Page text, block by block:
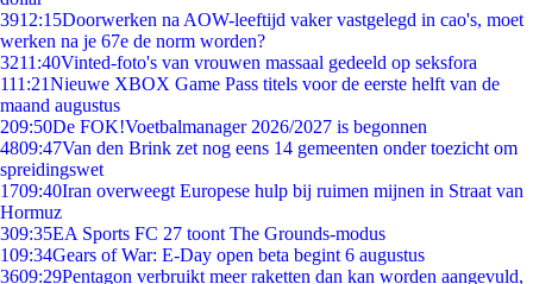
3912:15Doorwerken na AOW-leeftijd vaker vastgelegd in cao's, moet
werken na je 67e de norm worden?
3211:40Vinted-foto's van vrouwen massaal gedeeld op seksfora
111:21Nieuwe XBOX Game Pass titels voor de eerste helft van de
maand augustus
209:50De FOK!Voetbalmanager 2026/2027 is begonnen
4809:47Van den Brink zet nog eens 14 gemeenten onder toezicht om
spreidingswet
1709:40Iran overweegt Europese hulp bij ruimen mijnen in Straat van
Hormuz
309:35EA Sports FC 27 toont The Grounds-modus
109:34Gears of War: E-Day open beta begint 6 augustus
3609:29Pentagon verbruikt meer raketten dan kan worden aangevuld,